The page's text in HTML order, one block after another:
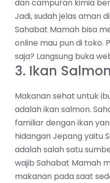
dan campuran kimia
Jadi, sudah jelas aman
Sahabat Mamah bisa
online mau pun di toko.
saja? Langsung buka
3. Ikan Salmon
Makanan sehat untuk
adalah ikan salmon.
familiar dengan ikan
hidangan Jepang yaitu
adalah salah satu
wajib Sahabat Mamah
makanan pada saat